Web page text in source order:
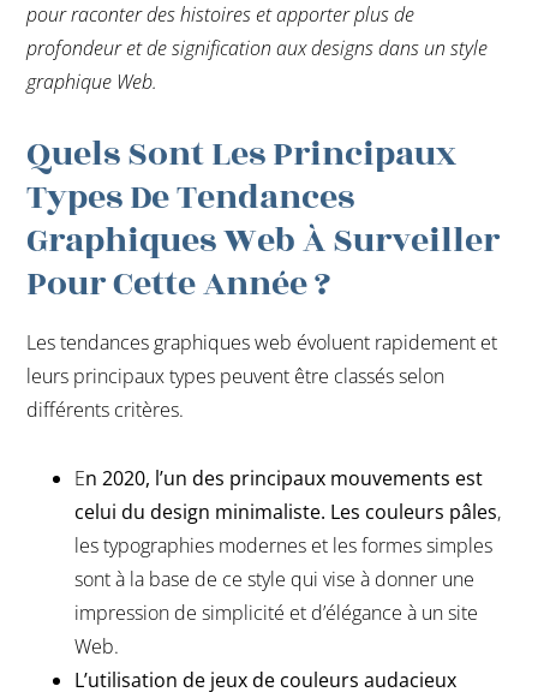
pour raconter des histoires et apporter plus de
profondeur et de signification aux designs dans un style
graphique Web.
Quels Sont Les Principaux
Types De Tendances
Graphiques Web À Surveiller
Pour Cette Année ?
Les tendances graphiques web évoluent rapidement et
leurs principaux types peuvent être classés selon
différents critères.
En 2020, l’un des principaux mouvements est
celui du design minimaliste. Les couleurs pâles,
les typographies modernes et les formes simples
sont à la base de ce style qui vise à donner une
impression de simplicité et d’élégance à un site
Web.
L’utilisation de jeux de couleurs audacieux